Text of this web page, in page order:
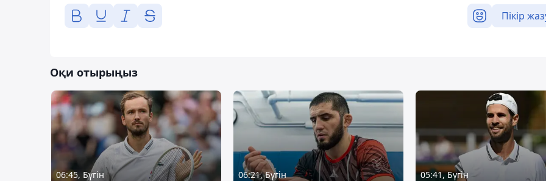
Пікір
Оқи отырыңыз
06:45, Бүгін 06:21, Бүгін 05:41, Бүгін